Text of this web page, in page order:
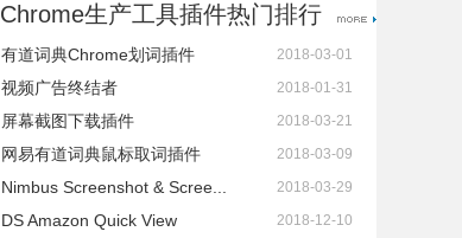
Chrome生产工具插件热门排行
有道词典Chrome划词插件 2018-03-01
视频广告终结者 2018-01-31
屏幕截图下载插件 2018-03-21
网易有道词典鼠标取词插件 2018-03-09
Nimbus Screenshot & Scree... 2018-03-29
DS Amazon Quick View 2018-12-10